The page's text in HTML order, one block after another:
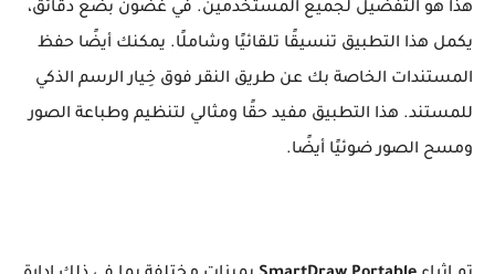
هذا هو التفضيل لجميع المستخدمين. في غضون بضع دقائق،
يكمل هذا التطبيق تنسيقًا تلقائيًا وشاملًا. يمكنك أيضًا حفظ
المستندات الخاصة بك عن طريق النقر فوق خِيار الرسم الذكي
للمستند. هذا التطبيق مفيد حقًا ومثالي لتنظيم وطباعة الصور
ومسح الصور ضوئيًا أيضًا.